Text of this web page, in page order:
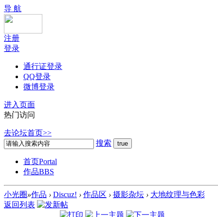
导 航
注册
登录
通行证登录
QQ登录
微博登录
进入页面
热门访问
去论坛首页>>
搜索
首页Portal
作品BBS
小光圈»作品 › Discuz! › 作品区 › 摄影杂坛 › 大地纹理与色彩
返回列表